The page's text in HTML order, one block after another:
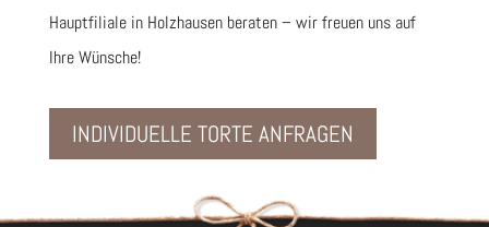
Hauptfiliale in Holzhausen beraten – wir freuen uns auf
Ihre Wünsche!
INDIVIDUELLE TORTE ANFRAGEN